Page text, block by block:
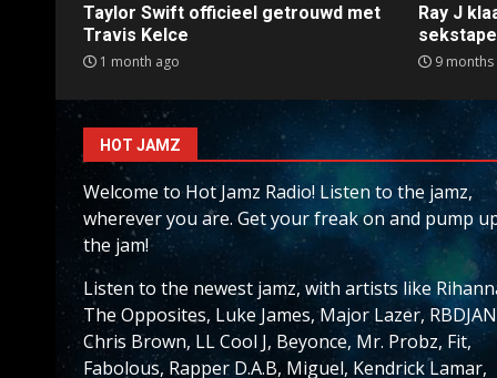
Taylor Swift officieel getrouwd met
Travis Kelce
1 month ago
Ray J
sekstape
9 months
HOT JAMZ
Welcome to Hot Jamz Radio! Listen to the jamz,
wherever you are. Get your freak on and pump
the jam!
Listen to the newest jamz, with artists like
The Opposites, Luke James, Major Lazer,
Chris Brown, LL Cool J, Beyonce, Mr. Probz, Fit,
Fabolous, Rapper D.A.B, Miguel, Kendrick Lamar,